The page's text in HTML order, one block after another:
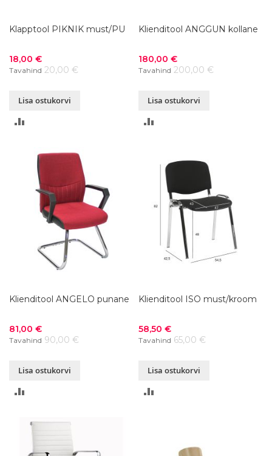
Klapptool PIKNIK must/PU
Soodushind
18,00 €
Tavahind 20,00 €
Lisa ostukorvi
Klienditool ANGGUN kollane
Soodushind
180,00 €
Tavahind 200,00 €
Lisa ostukorvi
Klienditool ANGELO punane
Soodushind
81,00 €
Tavahind 90,00 €
Lisa ostukorvi
Klienditool ISO must/kroom
Soodushind
58,50 €
Tavahind 65,00 €
Lisa ostukorvi